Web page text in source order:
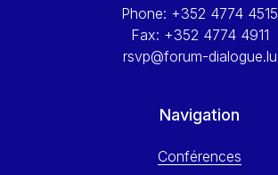
Yossi Beillin
Yves FRANCHET
Phone: +352 4774 4515
Fax: +352 4774 4911
rsvp@forum-dialogue.lu
Navigation
Conférences